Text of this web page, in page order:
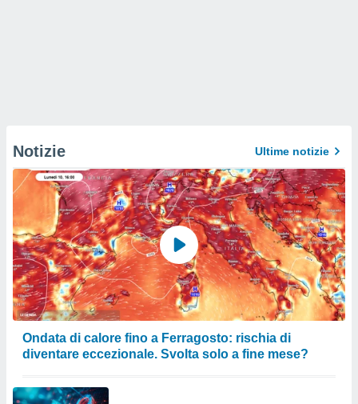
Notizie Ultime notizie
Ondata di calore fino a Ferragosto: rischia di
diventare eccezionale. Svolta solo a fine mese?